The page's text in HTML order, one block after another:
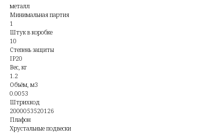
металл
Минимальная партия
1
Штук в коробке
10
Степень защиты
IP20
Вес, кг
1.2
Объём, м3
0.0053
Штрихкод
2000053520126
Плафон
Хрустальные подвески